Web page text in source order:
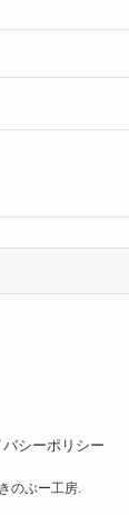
バシーポリシー
のぷー工房.